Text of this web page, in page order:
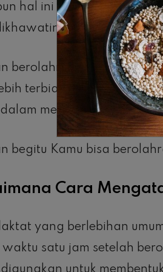
hal ini dapat
berolahraga secara
terbiasa melakukan
dalam membersihkan
begitu Kamu bisa
Cara
yang berlebihan
satu jam setelah